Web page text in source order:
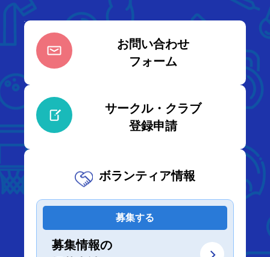
お問い合わせ
フォーム
サークル・クラブ
登録申請
ボランティア情報
募集する
募集情報の